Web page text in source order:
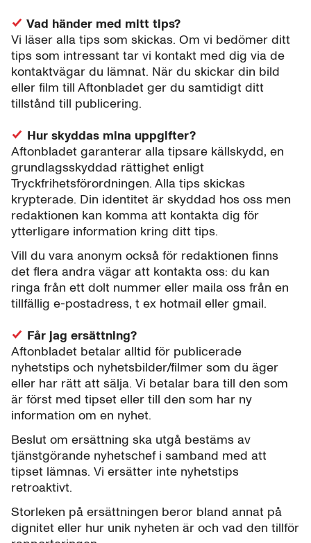
Vad händer med mitt tips?
Vi läser alla tips som skickas. Om vi bedömer ditt
tips som intressant tar vi kontakt med dig via de
kontaktvägar du lämnat. När du skickar din bild
eller film till Aftonbladet ger du samtidigt ditt
tillstånd till publicering.
Hur skyddas mina uppgifter?
Aftonbladet garanterar alla tipsare källskydd, en
grundlagsskyddad rättighet enligt
Tryckfrihetsförordningen. Alla tips skickas
krypterade. Din identitet är skyddad hos oss men
redaktionen kan komma att kontakta dig för
ytterligare information kring ditt tips.
Vill du vara anonym också för redaktionen finns
det flera andra vägar att kontakta oss: du kan
ringa från ett dolt nummer eller maila oss från en
tillfällig e-postadress, t ex hotmail eller gmail.
Får jag ersättning?
Aftonbladet betalar alltid för publicerade
nyhetstips och nyhetsbilder/filmer som du äger
eller har rätt att sälja. Vi betalar bara till den som
är först med tipset eller till den som har ny
information om en nyhet.
Beslut om ersättning ska utgå bestäms av
tjänstgörande nyhetschef i samband med att
tipset lämnas. Vi ersätter inte nyhetstips
retroaktivt.
Storleken på ersättningen beror bland annat på
dignitet eller hur unik nyheten är och vad den tillför